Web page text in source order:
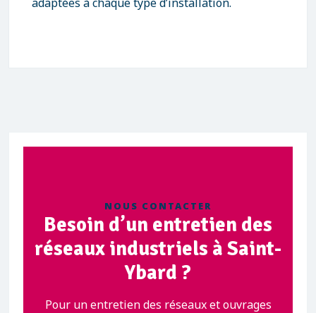
NOUS CONTACTER
Besoin d’un entretien des
réseaux industriels à Saint-
Ybard ?
Pour un entretien des réseaux et ouvrages